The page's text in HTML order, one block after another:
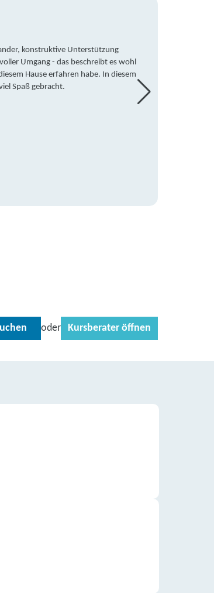
konstruktive Unterstützung
Umgang - das beschreibt es wohl
Hause erfahren habe. In diesem
Spaß gebracht.
oder Kursberater öffnen